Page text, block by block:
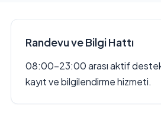
Randevu ve Bilgi Hattı
08:00–23:00 arası aktif
kayıt ve bilgilendirme hizmeti.